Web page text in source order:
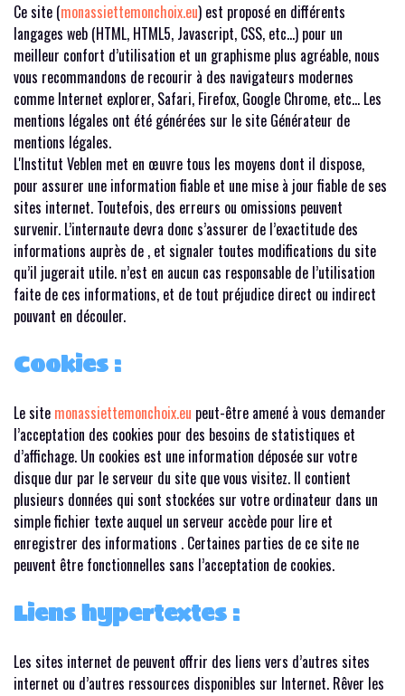
Ce site (monassiettemonchoix.eu) est proposé en différents
langages web (HTML, HTML5, Javascript, CSS, etc…) pour un
meilleur confort d’utilisation et un graphisme plus agréable, nous
vous recommandons de recourir à des navigateurs modernes
comme Internet explorer, Safari, Firefox, Google Chrome, etc… Les
mentions légales ont été générées sur le site Générateur de
mentions légales.
L'Institut Veblen met en œuvre tous les moyens dont il dispose,
pour assurer une information fiable et une mise à jour fiable de ses
sites internet. Toutefois, des erreurs ou omissions peuvent
survenir. L’internaute devra donc s’assurer de l’exactitude des
informations auprès de , et signaler toutes modifications du site
qu’il jugerait utile. n’est en aucun cas responsable de l’utilisation
faite de ces informations, et de tout préjudice direct ou indirect
pouvant en découler.
Cookies :
Le site monassiettemonchoix.eu peut-être amené à vous demander
l’acceptation des cookies pour des besoins de statistiques et
d’affichage. Un cookies est une information déposée sur votre
disque dur par le serveur du site que vous visitez. Il contient
plusieurs données qui sont stockées sur votre ordinateur dans un
simple fichier texte auquel un serveur accède pour lire et
enregistrer des informations . Certaines parties de ce site ne
peuvent être fonctionnelles sans l’acceptation de cookies.
Liens hypertextes :
Les sites internet de peuvent offrir des liens vers d’autres sites
internet ou d’autres ressources disponibles sur Internet. Rêver les